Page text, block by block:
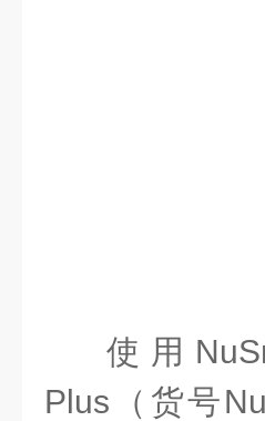
使用
Plus（货号